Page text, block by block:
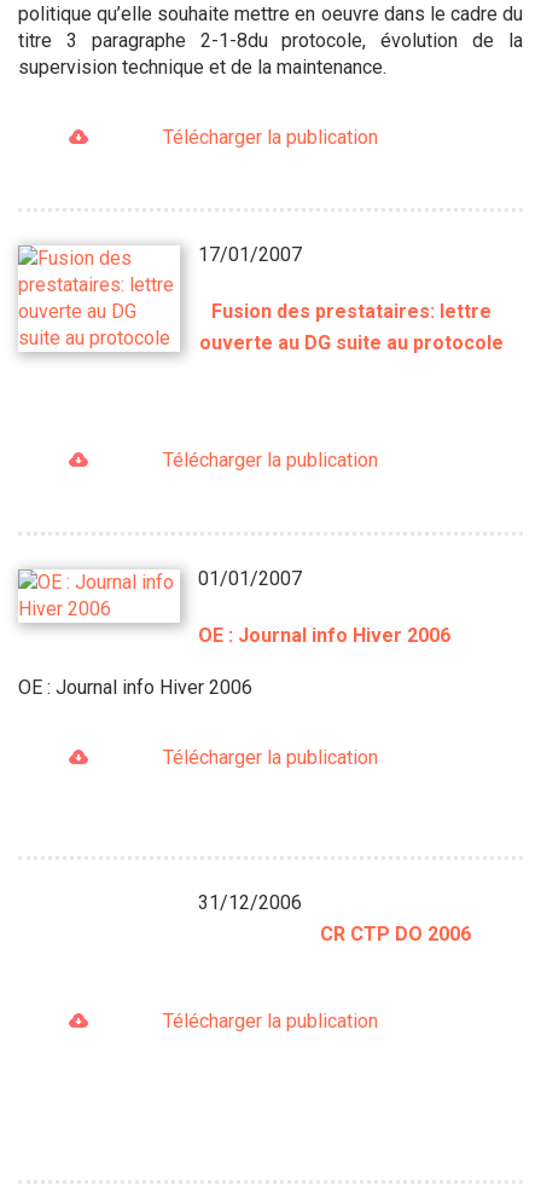
politique qu’elle souhaite mettre en oeuvre dans le cadre du
titre 3 paragraphe 2-1-8du protocole, évolution de la
supervision technique et de la maintenance.
Télécharger la publication
17/01/2007
Fusion des prestataires: lettre
ouverte au DG suite au protocole
Télécharger la publication
01/01/2007
OE : Journal info Hiver 2006
OE : Journal info Hiver 2006
Télécharger la publication
31/12/2006
CR CTP DO 2006
Télécharger la publication